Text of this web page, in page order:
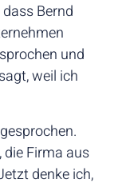
Bernd
und
weil ich
Firma aus
denke ich,